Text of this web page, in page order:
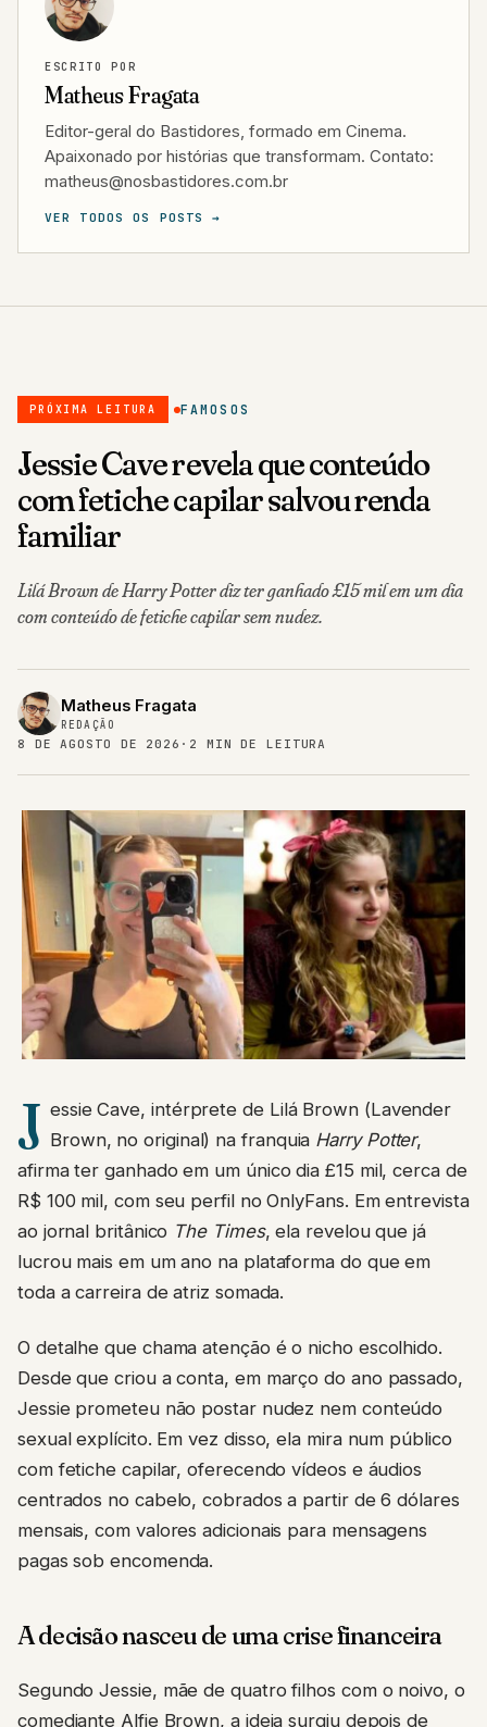
ESCRITO POR
Matheus Fragata
Editor-geral do Bastidores, formado em Cinema.
Apaixonado por histórias que transformam. Contato:
matheus@nosbastidores.com.br
VER TODOS OS POSTS →
PRÓXIMA LEITURA FAMOSOS
Jessie Cave revela que conteúdo
com fetiche capilar salvou renda
familiar
Lilá Brown de Harry Potter diz ter ganhado £15 mil em um dia
com conteúdo de fetiche capilar sem nudez.
Matheus Fragata
REDAÇÃO
8 DE AGOSTO DE 2026 · 2 MIN DE LEITURA
J essie Cave, intérprete de Lilá Brown (Lavender
Brown, no original) na franquia Harry Potter,
afirma ter ganhado em um único dia £15 mil, cerca de
R$ 100 mil, com seu perfil no OnlyFans. Em entrevista
ao jornal britânico The Times, ela revelou que já
lucrou mais em um ano na plataforma do que em
toda a carreira de atriz somada.
O detalhe que chama atenção é o nicho escolhido.
Desde que criou a conta, em março do ano passado,
Jessie prometeu não postar nudez nem conteúdo
sexual explícito. Em vez disso, ela mira num público
com fetiche capilar, oferecendo vídeos e áudios
centrados no cabelo, cobrados a partir de 6 dólares
mensais, com valores adicionais para mensagens
pagas sob encomenda.
A decisão nasceu de uma crise financeira
Segundo Jessie, mãe de quatro filhos com o noivo, o
comediante Alfie Brown, a ideia surgiu depois de